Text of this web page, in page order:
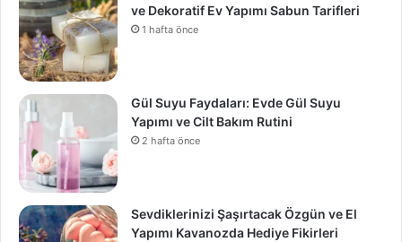
ve Dekoratif Ev Yapımı Sabun Tarifleri
1 hafta önce
Gül Suyu Faydaları: Evde Gül Suyu
Yapımı ve Cilt Bakım Rutini
2 hafta önce
Sevdiklerinizi Şaşırtacak Özgün ve El
Yapımı Kavanozda Hediye Fikirleri